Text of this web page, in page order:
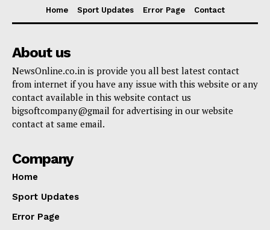
Home Sport Updates Error Page Contact
About us
NewsOnline.co.in is provide you all best latest contact
from internet if you have any issue with this website or any
contact available in this website contact us
bigsoftcompany@gmail for advertising in our website
contact at same email.
Company
Home
Sport Updates
Error Page